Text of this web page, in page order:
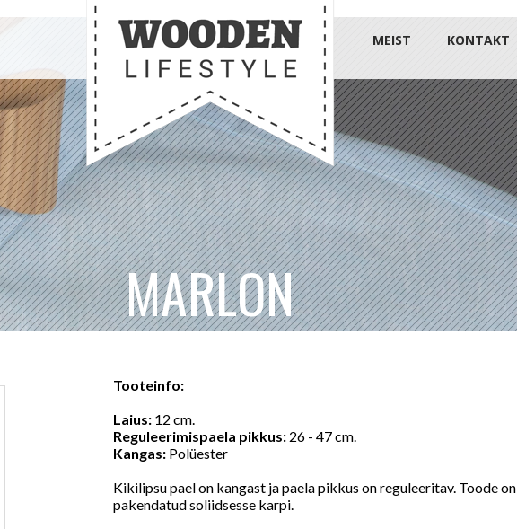
MEIST KONTAKT
MARLON
Tooteinfo:
Laius: 12 cm.
Reguleerimispaela pikkus: 26 - 47 cm.
Kangas: Polüester
Kikilipsu pael on kangast ja paela pikkus on reguleeritav. Toode on
pakendatud soliidsesse karpi.